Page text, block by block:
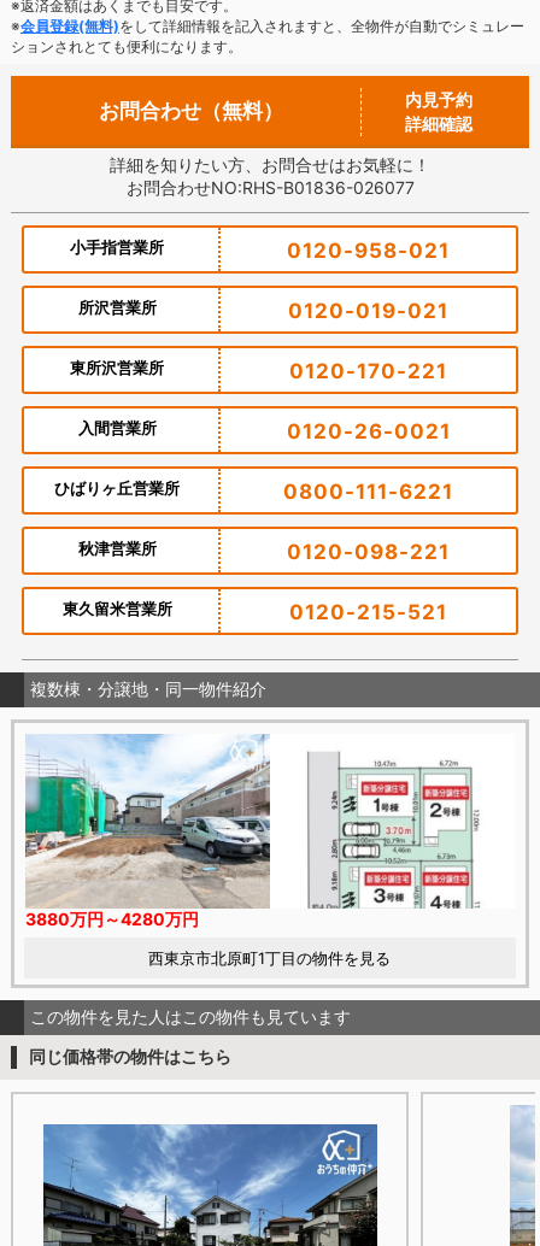
※返済金額はあくまでも目安です。
※会員登録(無料)をして詳細情報を記入されますと、全物件が自動でシミュレー
ションされとても便利になります。
お問合わせ（無料）
内見予約
詳細確認
詳細を知りたい方、お問合せはお気軽に！
お問合わせNO:RHS-B01836-026077
小手指営業所 0120-958-021
所沢営業所 0120-019-021
東所沢営業所 0120-170-221
入間営業所 0120-26-0021
ひばりヶ丘営業所 0800-111-6221
秋津営業所 0120-098-221
東久留米営業所 0120-215-521
複数棟・分譲地・同一物件紹介
3880万円～4280万円
西東京市北原町1丁目の物件を見る
この物件を見た人はこの物件も見ています
同じ価格帯の物件はこちら